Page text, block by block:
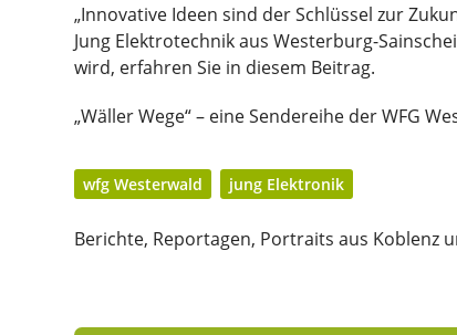
„Innovative Ideen sind der Schlüssel zur
Jung Elektrotechnik aus Westerburg-
wird, erfahren Sie in diesem Beitrag.
„Wäller Wege“ – eine Sendereihe der WFG
wfg Westerwald jung Elektronik
Berichte, Reportagen, Portraits aus Koblenz